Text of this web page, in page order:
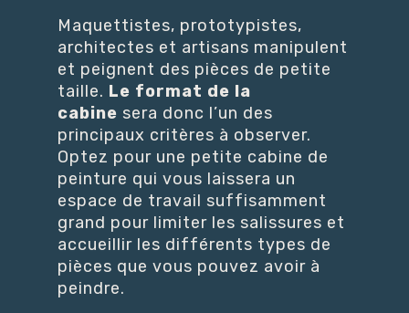
Maquettistes, prototypistes,
architectes et artisans manipulent
et peignent des pièces de petite
taille. Le format de la
cabine sera donc l’un des
principaux critères à observer.
Optez pour une petite cabine de
peinture qui vous laissera un
espace de travail suffisamment
grand pour limiter les salissures et
accueillir les différents types de
pièces que vous pouvez avoir à
peindre.